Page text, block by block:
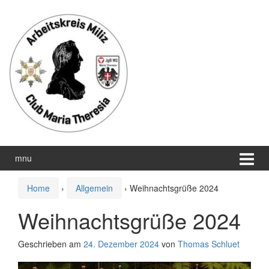
wechseln
Hauptmenü
springen
mnu
Home › Allgemein › Weihnachtsgrüße 2024
Weihnachtsgrüße 2024
Geschrieben am 24. Dezember 2024 von Thomas Schluet